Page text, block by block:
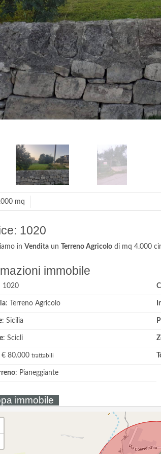
mq
1020
in Vendita un Terreno Agricolo di mq 4.000
immobile
1020
: Terreno Agricolo
: Sicilia
: Scicli
€ 80.000 trattabili
: Pianeggiante
immobile